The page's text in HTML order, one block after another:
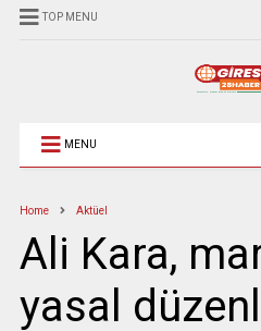
TOP MENU
MENU
Home Aktüel
Ali Kara,
yasal